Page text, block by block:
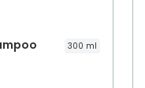
300 ml